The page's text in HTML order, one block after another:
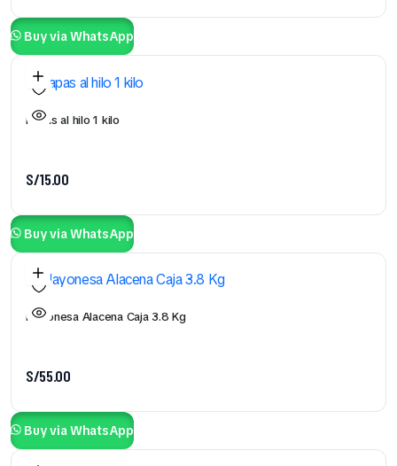
Buy via WhatsApp
Papas al hilo 1 kilo
S/15.00
Buy via WhatsApp
Mayonesa Alacena Caja 3.8 Kg
S/55.00
Buy via WhatsApp